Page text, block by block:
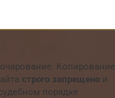
Копирование
строго запрещено и
порядке